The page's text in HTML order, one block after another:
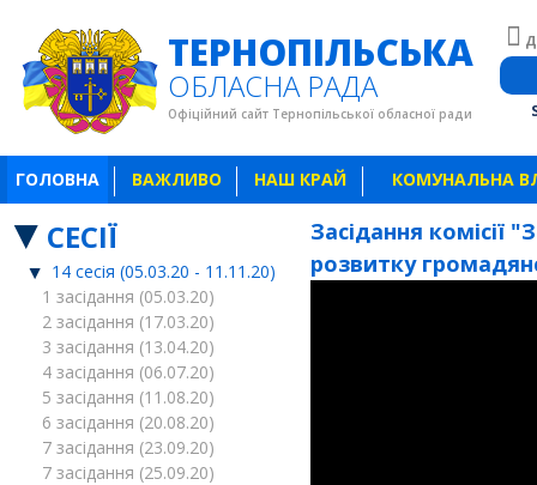
ТЕРНОПІЛЬСЬКА
ОБЛАСНА РАДА
Офіційний сайт Тернопільської обласної ради
ГОЛОВНА ВАЖЛИВО НАШ КРАЙ КОМУНАЛЬНА
СЕСІЇ
14 сесія (05.03.20 - 11.11.20)
1 засідання (05.03.20)
2 засідання (17.03.20)
3 засідання (13.04.20)
4 засідання (06.07.20)
5 засідання (11.08.20)
6 засідання (20.08.20)
7 засідання (23.09.20)
7 засідання (25.09.20)
Засідання комісії
розвитку